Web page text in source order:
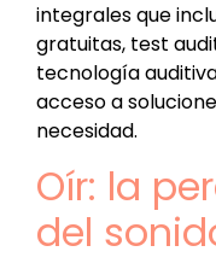
integrales que
gratuitas, test
tecnología
acceso a
necesidad.
Oír: la
del